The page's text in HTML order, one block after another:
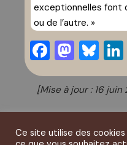
exceptionnelles font
ou de l’autre. »
[Mise à jour : 16 juin
Ce site utilise des